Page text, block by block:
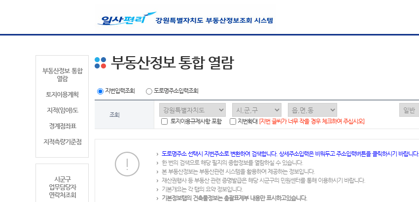
부동산정보 통합
열람
토지이용계획
지적(임야)도
경계점좌표
지적측량기준점
시군구
업무담당자
연락처조회
부동산정보 통합 열람
지번입력조회 도로명주소입력조회
조회
토지이용규제사항 포함
지번확대 [지번 글씨가 너무 작을 경우 체크하여 주십시오]
도로명주소 선택시 지번주소로 변환하여 검색합니다. 상세주소입력은 비워두고 주소입력버튼을 클릭하시기 바랍니다.
한 번의 검색으로 해당 필지의 종합정보를 열람하실 수 있습니다.
본 부동산정보는 부동산관련 시스템을 활용하여 제공하는 정보입니다.
재산권행사 등 부동산 관련 증명발급은 해당 시군구의 민원센터를 통해 이용하시기 바랍니다.
기본개요는 각 탭의 요약 정보입니다.
기본정보탭의 건축물정보는 총괄표제부 내용만 표시하고있습니다.